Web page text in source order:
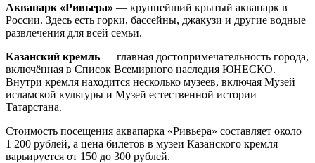
Аквапарк «Ривьера» — крупнейший крытый аквапарк в
России. Здесь есть горки, бассейны, джакузи и другие водные
развлечения для всей семьи.
Казанский кремль — главная достопримечательность города,
включённая в Список Всемирного наследия ЮНЕСКО.
Внутри кремля находится несколько музеев, включая Музей
исламской культуры и Музей естественной истории
Татарстана.
Стоимость посещения аквапарка «Ривьера» составляет около
1 200 рублей, а цена билетов в музеи Казанского кремля
варьируется от 150 до 300 рублей.